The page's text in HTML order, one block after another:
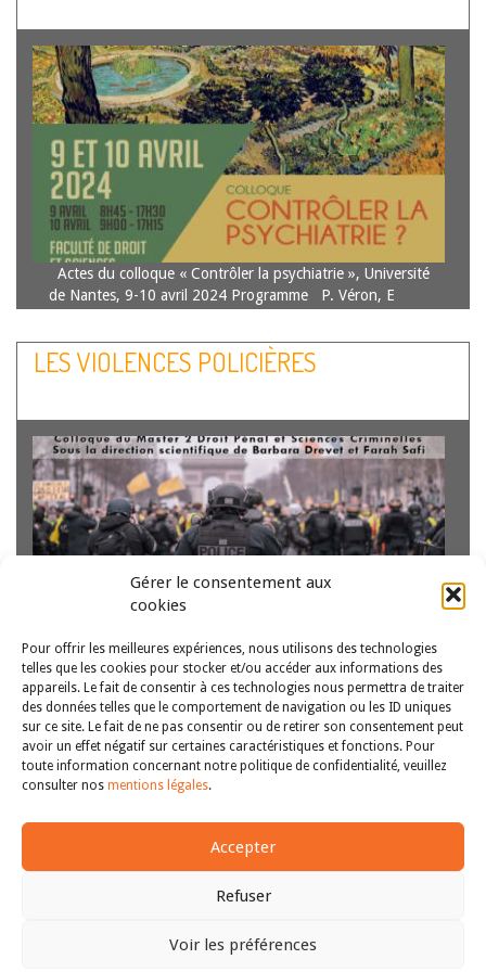
Gérer le consentement aux
cookies
Pour offrir les meilleures expériences, nous utilisons des technologies
telles que les cookies pour stocker et/ou accéder aux informations des
appareils. Le fait de consentir à ces technologies nous permettra de traiter
des données telles que le comportement de navigation ou les ID uniques
sur ce site. Le fait de ne pas consentir ou de retirer son consentement peut
avoir un effet négatif sur certaines caractéristiques et fonctions. Pour
toute information concernant notre politique de confidentialité, veuillez
consulter nos mentions légales.
Accepter
Refuser
Voir les préférences
Actes du colloque « Contrôler la psychiatrie », Université
de Nantes, 9-10 avril 2024 Programme P. Véron, E
RDLF 2025 chron. n°04 G. Bigot, « L’administration des
aliénés, 1789-1838. Quelques jalons pour une…
LES VIOLENCES POLICIÈRES
Le présent dossier contient les actes du colloque « Les
violences policières » organisé pour le Master 2 droit pénal
et sciences criminelles de l’Université Clermont Auvergne
par Barbara Drevet et Farah Safi (co-directrices du Master,
CMH – UR 4232) le…Lire la suite
1 2